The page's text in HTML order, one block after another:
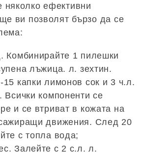
няколко ефективни
ви позволят бързо да се
Комбинирайте 1 пилешки
лъжица. л. зехтин.
15 капки лимонов сок и 3 ч.л.
Всички компоненти се
и се втриват в кожата на
движения. След 20
с топла вода;
Залейте с 2 с.л. л.